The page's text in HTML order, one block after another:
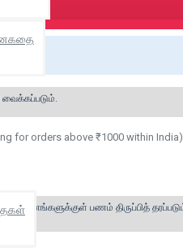
வைக்கப்படும்.
for orders above ₹1000 within India)
10 தினங்களுக்குள் பணம் திருப்பித்